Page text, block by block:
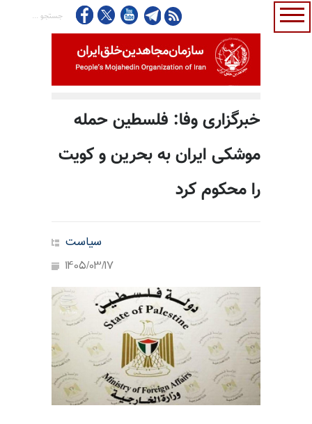
خبرگزاری وفا: فلسطین حمله
موشکی ایران به بحرین و کویت
را محکوم کرد
سیاست
1405/03/17